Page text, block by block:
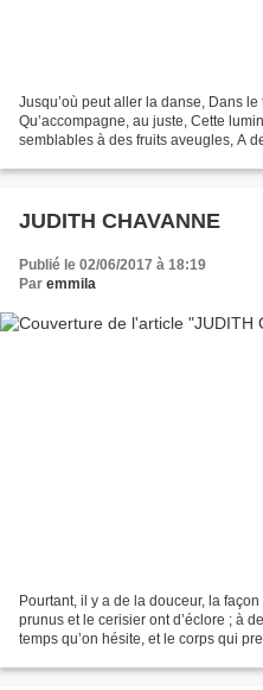
Jusqu’où peut aller la danse, Dans
Qu’accompagne, au juste, Cette
semblables à des fruits aveugles, A
JUDITH CHAVANNE
Publié le 02/06/2017 à 18:19
Par emmila
Pourtant, il y a de la douceur, la
prunus et le cerisier ont d’éclore ; à
temps qu’on hésite, et le corps qui